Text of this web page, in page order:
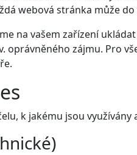
webová stránka může
na vašem zařízení
oprávněného zájmu. Pro
.
k jakému jsou využívány